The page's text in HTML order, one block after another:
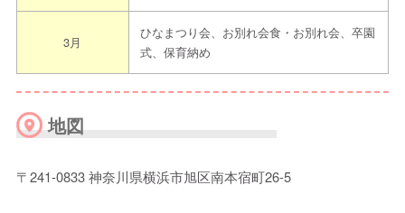
3月
ひなまつり会、お別れ会食・お別れ会、卒園
式、保育納め
地図
〒241-0833 神奈川県横浜市旭区南本宿町26-5